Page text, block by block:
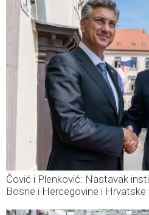
Čović i Plenković: Nastavak
Bosne i Hercegovine i Hrvatske